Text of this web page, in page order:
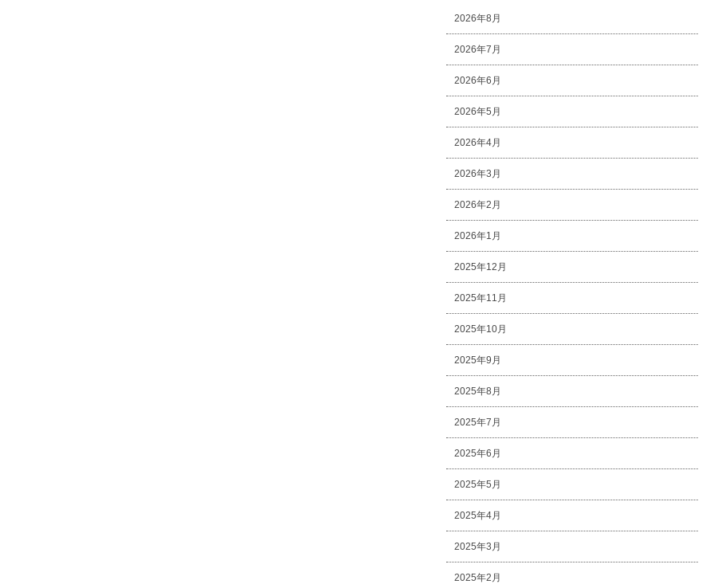
2026年8月
2026年7月
2026年6月
2026年5月
2026年4月
2026年3月
2026年2月
2026年1月
2025年12月
2025年11月
2025年10月
2025年9月
2025年8月
2025年7月
2025年6月
2025年5月
2025年4月
2025年3月
2025年2月